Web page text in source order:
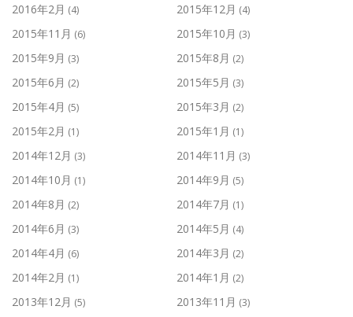
2016年2月 (4) 2015年12月 (4)
2015年11月 (6) 2015年10月 (3)
2015年9月 (3) 2015年8月 (2)
2015年6月 (2) 2015年5月 (3)
2015年4月 (5) 2015年3月 (2)
2015年2月 (1) 2015年1月 (1)
2014年12月 (3) 2014年11月 (3)
2014年10月 (1) 2014年9月 (5)
2014年8月 (2) 2014年7月 (1)
2014年6月 (3) 2014年5月 (4)
2014年4月 (6) 2014年3月 (2)
2014年2月 (1) 2014年1月 (2)
2013年12月 (5) 2013年11月 (3)